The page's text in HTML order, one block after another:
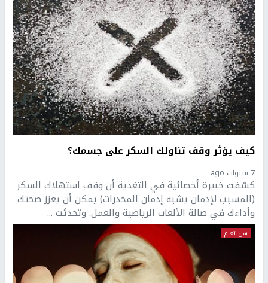
كيف يؤثر وقف تناولك السكر على جسمك؟
7 سنوات ago
كشفت خبيرة أخصائية في التغذية أن وقف استهلاك السكر
(المسبب لإدمان يشبه إدمان المخدرات) يمكن أن يعزز صحتك
وأداءك في صالة الألعاب الرياضية والعمل. وتحدثت ...
هل تعلم